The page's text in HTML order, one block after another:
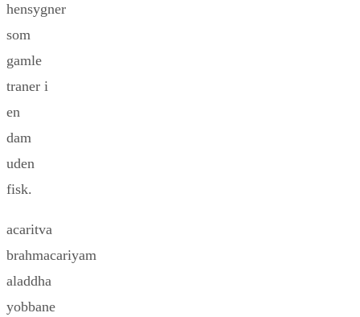
hensygner
som
gamle
traner i
en
dam
uden
fisk.
acaritva
brahmacariyam
aladdha
yobbane